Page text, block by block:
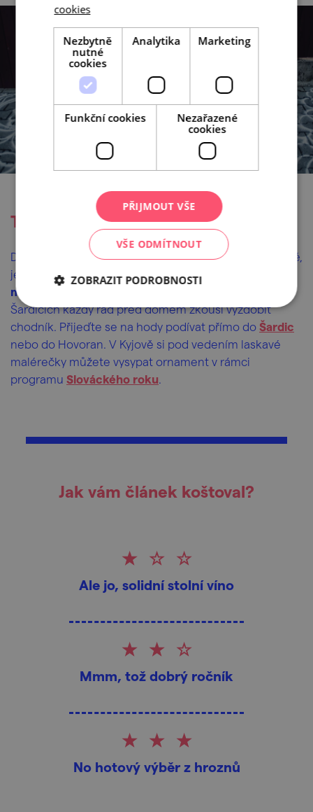
Tohle malování vás bude bavit!
Doba, kdy ulice zdobily vysypávané obrázky pravidelně,
je minulostí. Přestonevšední tradice zažívá v
mikroregionu vzestupný zájem
Šardicích každý rád před domem zkouší vyzdobit
chodník. Přijeďte se na hody podívat přímo do Šardic
nebo do Hovoran. V Kyjově si pod vedením laskavé
malérečky můžete vysypat ornament v rámci
programu Slováckého roku.
Jak vám článek koštoval?
Ale jo, solidní stolní víno
Mmm, tož dobrý ročník
No hotový výběr z hroznů
cookies
Nezbytně
nutné
cookies
Analytika Marketing
Funkční cookies
Nezařazené
cookies
PŘIJMOUT VŠE
VŠE ODMÍTNOUT
ZOBRAZIT PODROBNOSTI